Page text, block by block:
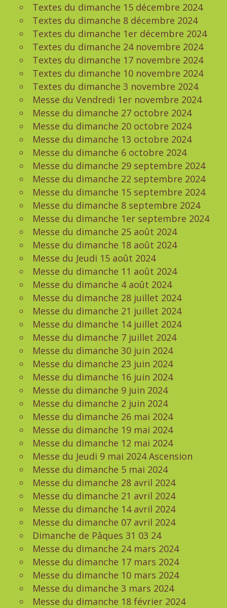
Textes du dimanche 15 décembre 2024
Textes du dimanche 8 décembre 2024
Textes du dimanche 1er décembre 2024
Textes du dimanche 24 novembre 2024
Textes du dimanche 17 novembre 2024
Textes du dimanche 10 novembre 2024
Textes du dimanche 3 novembre 2024
Messe du Vendredi 1er novembre 2024
Messe du dimanche 27 octobre 2024
Messe du dimanche 20 octobre 2024
Messe du dimanche 13 octobre 2024
Messe du dimanche 6 octobre 2024
Messe du dimanche 29 septembre 2024
Messe du dimanche 22 septembre 2024
Messe du dimanche 15 septembre 2024
Messe du dimanche 8 septembre 2024
Messe du dimanche 1er septembre 2024
Messe du dimanche 25 août 2024
Messe du dimanche 18 août 2024
Messe du Jeudi 15 août 2024
Messe du dimanche 11 août 2024
Messe du dimanche 4 août 2024
Messe du dimanche 28 juillet 2024
Messe du dimanche 21 juillet 2024
Messe du dimanche 14 juillet 2024
Messe du dimanche 7 juillet 2024
Messe du dimanche 30 juin 2024
Messe du dimanche 23 juin 2024
Messe du dimanche 16 juin 2024
Messe du dimanche 9 juin 2024
Messe du dimanche 2 juin 2024
Messe du dimanche 26 mai 2024
Messe du dimanche 19 mai 2024
Messe du dimanche 12 mai 2024
Messe du Jeudi 9 mai 2024 Ascension
Messe du dimanche 5 mai 2024
Messe du dimanche 28 avril 2024
Messe du dimanche 21 avril 2024
Messe du dimanche 14 avril 2024
Messe du dimanche 07 avril 2024
Dimanche de Pâques 31 03 24
Messe du dimanche 24 mars 2024
Messe du dimanche 17 mars 2024
Messe du dimanche 10 mars 2024
Messe du dimanche 3 mars 2024
Messe du dimanche 18 février 2024